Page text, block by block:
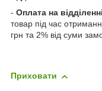
- Оплата на
товар під час
грн та 2% від суми
Приховати